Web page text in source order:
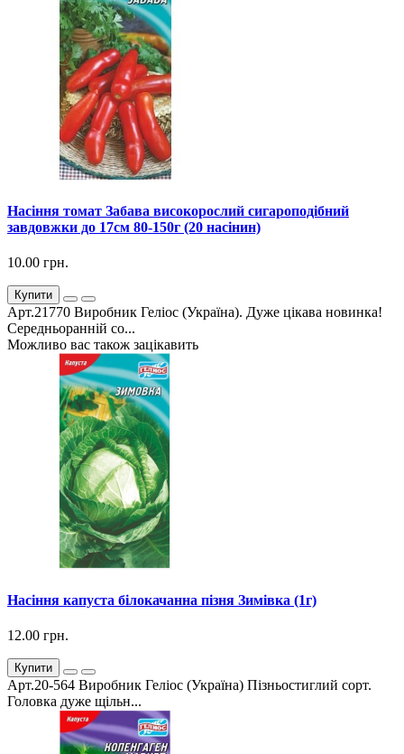
Насіння томат Забава високорослий сигароподібний
завдовжки до 17см 80-150г (20 насінин)
10.00 грн.
Купити
Арт.21770 Виробник Геліос (Україна). Дуже цікава новинка!
Середньоранній со...
Можливо вас також зацікавить
Насіння капуста білокачанна пізня Зимівка (1г)
12.00 грн.
Купити
Арт.20-564 Виробник Геліос (Україна) Пізньостиглий сорт.
Головка дуже щільн...